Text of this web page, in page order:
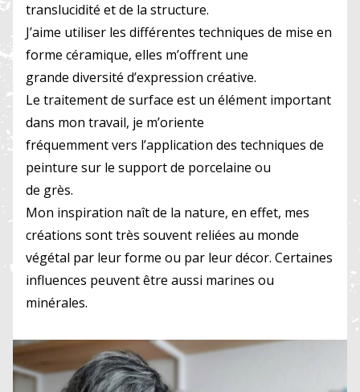
translucidité et de la structure.
J’aime utiliser les différentes techniques de mise en
forme céramique, elles m’offrent une
grande diversité d’expression créative.
Le traitement de surface est un élément important
dans mon travail, je m’oriente
fréquemment vers l’application des techniques de
peinture sur le support de porcelaine ou
de grès.
Mon inspiration naît de la nature, en effet, mes
créations sont très souvent reliées au monde
végétal par leur forme ou par leur décor. Certaines
influences peuvent être aussi marines ou
minérales.